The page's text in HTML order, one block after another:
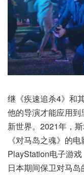
继《疾速追杀4》和
他的导演才能应用
新世界。2021年，
《对马岛之魂》的
PlayStation电子游
日本期间保卫对马